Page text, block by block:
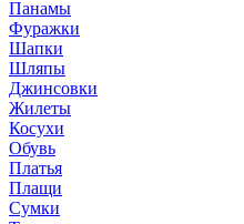
Панамы
Фуражки
Шапки
Шляпы
Джинсовки
Жилеты
Косухи
Обувь
Платья
Плащи
Сумки